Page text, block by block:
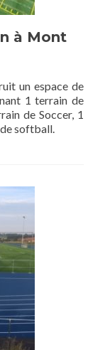
à Mont
un espace de
1 terrain de
de Soccer, 1
softball.